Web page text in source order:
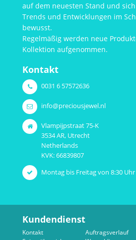
auf dem neuesten Stand und
Trends und Entwicklungen im
bewusst.
Regelmäßig werden neue
Kollektion aufgenommen.
Kontakt
0031 6 57572636
info@preciousjewel.nl
Vlampijpstraat 75-K
3534 AR, Utrecht
Netherlands
KVK: 66839807
Montag bis Freitag von 8:30 Uhr
Kundendienst
Kontakt
Auftragsverlauf